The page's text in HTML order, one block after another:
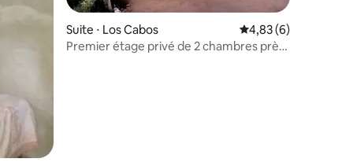
Suite ⋅ Los Cabos Évaluation moyenne
4,83 (6)
Premier étage privé de 2 chambres près